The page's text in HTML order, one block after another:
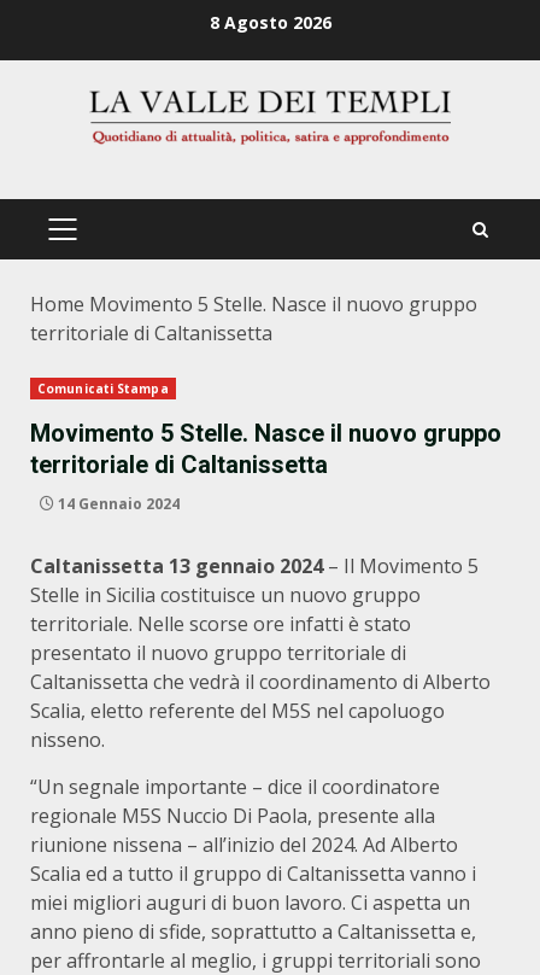
8 Agosto 2026
PRIMÄRES
Home Movimento 5 Stelle. Nasce il nuovo gruppo
territoriale di Caltanissetta
Comunicati Stampa
Movimento 5 Stelle. Nasce il nuovo gruppo
territoriale di Caltanissetta
14 Gennaio 2024
Caltanissetta 13 gennaio 2024– Il Movimento 5
Stelle in Sicilia costituisce un nuovo gruppo
territoriale. Nelle scorse ore infatti è stato
presentato il nuovo gruppo territoriale di
Caltanissetta che vedrà il coordinamento di Alberto
Scalia, eletto referente del M5S nel capoluogo
nisseno.
“Un segnale importante – dice il coordinatore
regionale M5S Nuccio Di Paola, presente alla
riunione nissena – all’inizio del 2024. Ad Alberto
Scalia ed a tutto il gruppo di Caltanissetta vanno i
miei migliori auguri di buon lavoro. Ci aspetta un
anno pieno di sfide, soprattutto a Caltanissetta e,
per affrontarle al meglio, i gruppi territoriali sono